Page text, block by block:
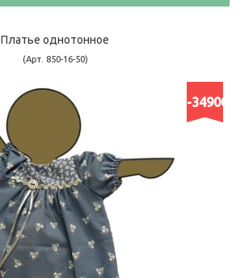
Платье однотонное
(Арт. 850-16-50)
-